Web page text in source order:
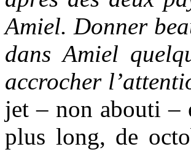
Amiel. Donner
dans Amiel
accrocher
jet – non abouti –
plus long, de